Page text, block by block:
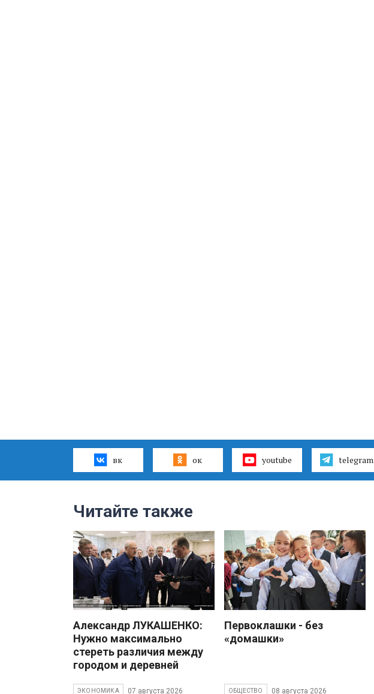
вк ок youtube telegram
Читайте также
Александр ЛУКАШЕНКО:
Нужно максимально
стереть различия между
городом и деревней
ЭКОНОМИКА 07 августа 2026
Первоклашки - без
«домашки»
ОБЩЕСТВО 08 августа 2026